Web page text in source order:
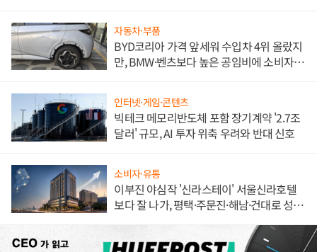
자동차·부품
BYD코리아 가격 앞세워 수입차 4위 올랐지
만, BMW·벤츠보다 높은 공임비에 소비자
인터넷·게임·콘텐츠
빅테크 메모리반도체 포함 장기계약 '2.7조
달러' 규모, AI 투자 위축 우려와 반대 신호
소비자·유통
이부진 야심작 '신라스테이' 서울신라호텔
보다 잘 나가, 평택·주문진·해남·건대로 성